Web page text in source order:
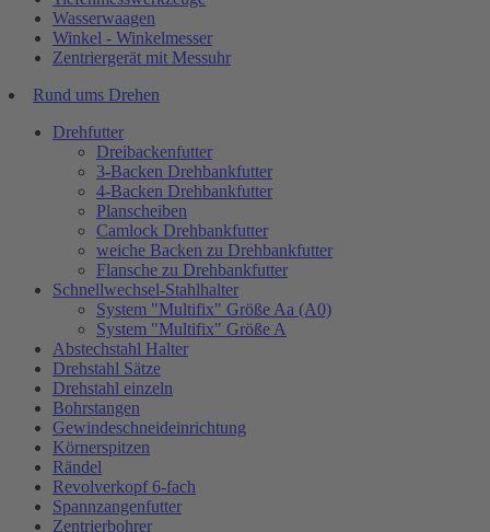
Wasserwaagen
Winkel - Winkelmesser
Zentriergerät mit Messuhr
Rund ums Drehen
Drehfutter
Dreibackenfutter
3-Backen Drehbankfutter
4-Backen Drehbankfutter
Planscheiben
Camlock Drehbankfutter
weiche Backen zu Drehbankfutter
Flansche zu Drehbankfutter
Schnellwechsel-Stahlhalter
System "Multifix" Größe Aa (A0)
System "Multifix" Größe A
Abstechstahl Halter
Drehstahl Sätze
Drehstahl einzeln
Bohrstangen
Gewindeschneideinrichtung
Körnerspitzen
Rändel
Revolverkopf 6-fach
Spannzangenfutter
Zentrierbohrer